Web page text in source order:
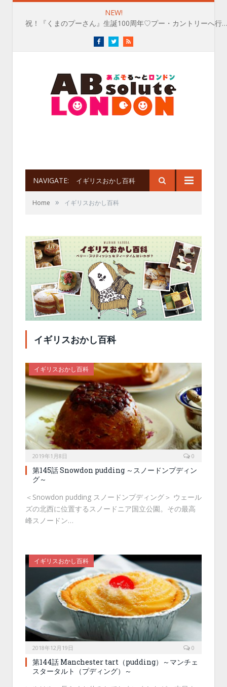
NEW!
祝！『くまのプーさん』生誕100周年♡プー・カントリーへ行こう♪
FacebookTwitterRSS
NAVIGATE: イギリスおかし百科
Home » イギリスおかし百科
イギリスおかし百科
イギリスおかし百科
2019年1月8日 0
第145話 Snowdon pudding ～スノードンプディン
グ～
＜Snowdon pudding スノードンプディング＞ ウェール
ズの北西に位置するスノードニア国立公園。その最高
峰スノードン…
イギリスおかし百科
2018年12月19日 0
第144話 Manchester tart（pudding）～マンチェ
スタータルト（プディング）～